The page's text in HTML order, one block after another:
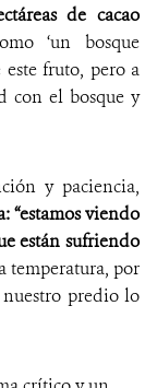
de cacao
‘un bosque
fruto, pero a
con el bosque y
y paciencia,
“estamos viendo
están sufriendo
temperatura, por
predio lo